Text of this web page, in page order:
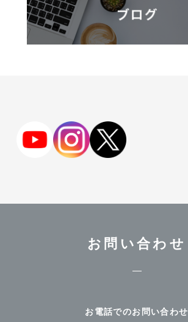
お問い合わせ
お電話でのお問い合わせ